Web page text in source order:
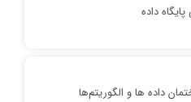
داده
داده ها و الگوریتم‌ها